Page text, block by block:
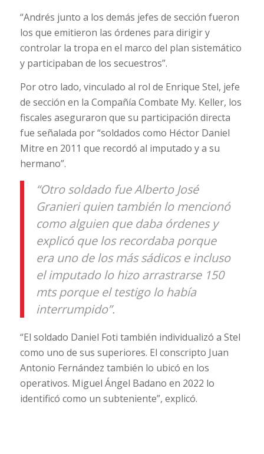
“Andrés junto a los demás jefes de sección fueron
los que emitieron las órdenes para dirigir y
controlar la tropa en el marco del plan sistemático
y participaban de los secuestros”.
Por otro lado, vinculado al rol de Enrique Stel, jefe
de sección en la Compañía Combate My. Keller, los
fiscales aseguraron que su participación directa
fue señalada por “soldados como Héctor Daniel
Mitre en 2011 que recordó al imputado y a su
hermano”.
“Otro soldado fue Alberto José
Granieri quien también lo mencionó
como alguien que daba órdenes y
explicó que los recordaba porque
era uno de los más sádicos e incluso
el imputado lo hizo arrastrarse 150
mts porque el testigo lo había
interrumpido”.
“El soldado Daniel Foti también individualizó a Stel
como uno de sus superiores. El conscripto Juan
Antonio Fernández también lo ubicó en los
operativos. Miguel Ángel Badano en 2022 lo
identificó como un subteniente”, explicó.